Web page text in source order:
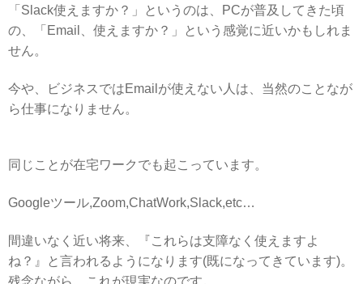
「Slack使えますか？」 というのは、
PCが普及してきた頃
の、「Email、使えますか？」という感覚に近いかもしれま
せん。
今や、ビジネスではEmailが使えない人は、当然のことなが
ら仕事になりません。
同じことが在宅ワークでも起こっています。
Googleツール,Zoom,ChatWork,Slack,etc…
間違いなく近い将来、『これらは支障なく使えますよ
ね？』
と言われるようになります(既になってきています)。
残念ながら、これが現実なのです。